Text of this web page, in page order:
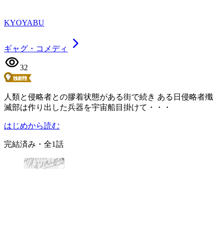
KYOYABU
ギャグ・コメディ
32
人類と侵略者との膠着状態がある街で続き ある日侵略者殲
滅部は作り出した兵器を宇宙船目掛けて・・・
はじめから読む
完結済み ・全1話